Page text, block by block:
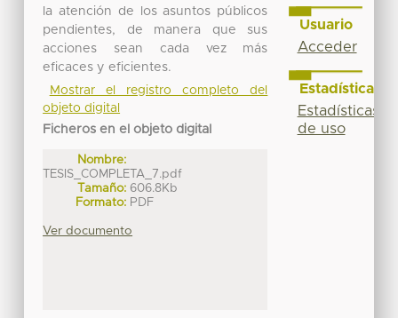
la atención de los asuntos públicos
pendientes, de manera que sus
acciones sean cada vez más
eficaces y eficientes.
Mostrar el registro completo del
objeto digital
Ficheros en el objeto digital
Nombre:
TESIS_COMPLETA_7.pdf
Tamaño: 606.8Kb
Formato: PDF
Ver documento
Usuario
Acceder
Estadísticas
Estadísticas
de uso